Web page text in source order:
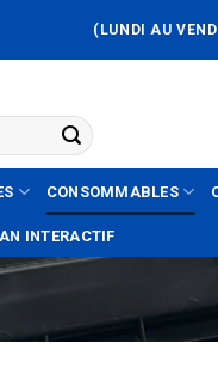
(LUNDI AU
CONSOMMABLES
INTERACTIF